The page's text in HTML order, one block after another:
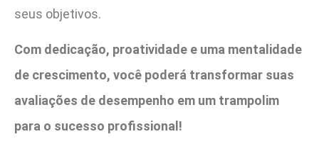
seus objetivos.
Com dedicação, proatividade e uma mentalidade
de crescimento, você poderá transformar suas
avaliações de desempenho em um trampolim
para o sucesso profissional!